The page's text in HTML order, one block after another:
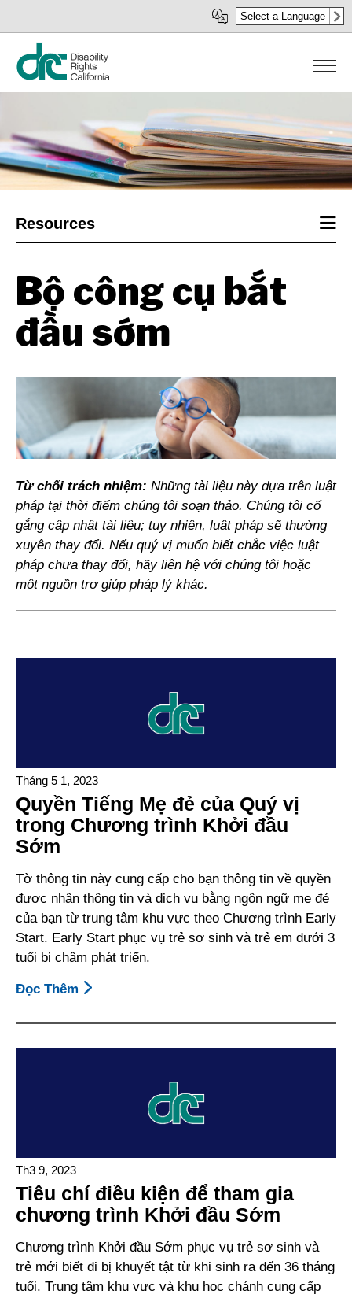
đến
dung
Select a Language
Resources
Bộ công cụ bắt
đầu sớm
Từ chối trách nhiệm: Những tài liệu này dựa trên luật
pháp tại thời điểm chúng tôi soạn thảo. Chúng tôi cố
gắng cập nhật tài liệu; tuy nhiên, luật pháp sẽ thường
xuyên thay đổi. Nếu quý vị muốn biết chắc việc luật
pháp chưa thay đổi, hãy liên hệ với chúng tôi hoặc
một nguồn trợ giúp pháp lý khác.
Tháng 5 1, 2023
Quyền Tiếng Mẹ đẻ của Quý vị
trong Chương trình Khởi đầu
Sớm
Tờ thông tin này cung cấp cho bạn thông tin về quyền
được nhận thông tin và dịch vụ bằng ngôn ngữ mẹ đẻ
của bạn từ trung tâm khu vực theo Chương trình Early
Start. Early Start phục vụ trẻ sơ sinh và trẻ em dưới 3
tuổi bị chậm phát triển.
Đọc Thêm About
Tiếng
Mẹ
Trình
Khởi
Đầu
Sớm
Th3 9, 2023
Tiêu chí điều kiện để tham gia
chương trình Khởi đầu Sớm
Chương trình Khởi đầu Sớm phục vụ trẻ sơ sinh và
trẻ mới biết đi bị khuyết tật từ khi sinh ra đến 36 tháng
tuổi. Trung tâm khu vực và khu học chánh cung cấp